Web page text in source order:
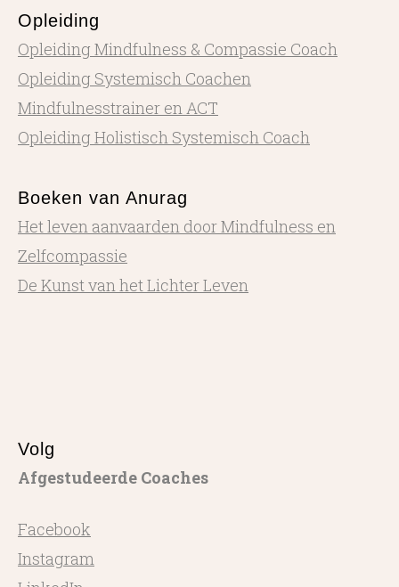
Opleiding
Opleiding Mindfulness & Compassie Coach
Opleiding Systemisch Coachen
Mindfulnesstrainer en ACT
Opleiding Holistisch Systemisch Coach
Boeken van Anurag
Het leven aanvaarden door Mindfulness en
Zelfcompassie
De Kunst van het Lichter Leven
Volg
Afgestudeerde Coaches
Facebook
Instagram